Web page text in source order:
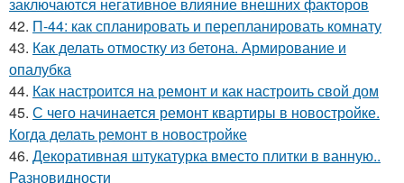
заключаются негативное влияние внешних факторов
42. П-44: как спланировать и перепланировать комнату
43. Как делать отмостку из бетона. Армирование и
опалубка
44. Как настроится на ремонт и как настроить свой дом
45. С чего начинается ремонт квартиры в новостройке.
Когда делать ремонт в новостройке
46. Декоративная штукатурка вместо плитки в ванную..
Разновидности